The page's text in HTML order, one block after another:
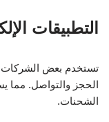
التطبيقات
تستخدم بعض الشركات
الحجز والتواصل. مما
الشحنات.